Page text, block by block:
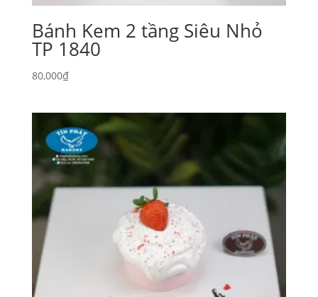
Bánh Kem 2 tầng Siêu Nhỏ
TP 1840
80,000₫